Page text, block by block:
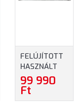
FELÚJÍTOTT
HASZNÁLT
HP PROLIANT
DL120 GEN9
HOT PLUG
99 990
Ft